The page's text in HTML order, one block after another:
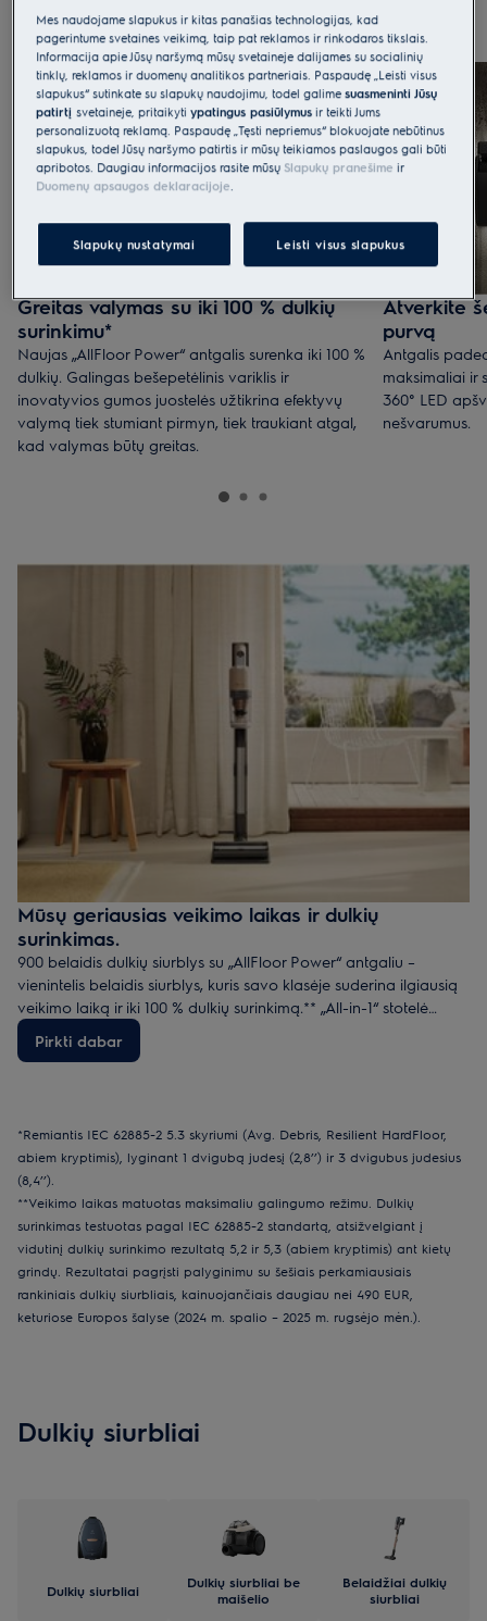
Greitas valymas su iki 100 % dulkių
surinkimu*
Naujas „AllFloor Power“ antgalis surenka iki 100 %
dulkių. Galingas bešepetėlinis variklis ir
inovatyvios gumos juostelės užtikrina efektyvų
valymą tiek stumiant pirmyn, tiek traukiant atgal,
kad valymas būtų greitas.
Atverkite
purvą
Antgalis
maksimaliai ir
360° LED
nešvarumus.
Mūsų geriausias veikimo laikas ir dulkių
surinkimas.
900 belaidis dulkių siurblys su „AllFloor Power“ antgaliu –
vienintelis belaidis siurblys, kuris savo klasėje suderina ilgiausią
veikimo laiką ir iki 100 % dulkių surinkimą.** „All-in-1“ stotelė
automatiškai įkrauna ir ištuština siurblį.
Pirkti dabar
*Remiantis IEC 62885-2 5.3 skyriumi (Avg. Debris, Resilient HardFloor,
abiem kryptimis), lyginant 1 dvigubą judesį (2,8’’) ir 3 dvigubus judesius
(8,4’’).
**Veikimo laikas matuotas maksimaliu galingumo režimu. Dulkių
surinkimas testuotas pagal IEC 62885-2 standartą, atsižvelgiant į
vidutinį dulkių surinkimo rezultatą 5,2 ir 5,3 (abiem kryptimis) ant kietų
grindų. Rezultatai pagrįsti palyginimu su šešiais perkamiausiais
rankiniais dulkių siurbliais, kainuojančiais daugiau nei 490 EUR,
keturiose Europos šalyse (2024 m. spalio – 2025 m. rugsėjo mėn.).
Dulkių siurbliai
Dulkių siurbliai
Dulkių siurbliai be
maišelio
Belaidžiai dulkių
siurbliai
Mes naudojame slapukus ir kitas panašias technologijas, kad
pagerintume svetainės veikimą, taip pat reklamos ir rinkodaros tikslais.
Informacija apie Jūsų naršymą mūsų svetainėje dalijamės su socialinių
tinklų, reklamos ir duomenų analitikos partneriais. Paspaudę „Leisti visus
slapukus“ sutinkate su slapukų naudojimu, todėl galimesuasmeninti Jūsų
patirtįsvetainėje, pritaikytiypatingus pasiūlymus ir teikti Jums
personalizuotą reklamą. Paspaudę „Tęsti nepriėmus“ blokuojate nebūtinus
slapukus, todėl Jūsų naršymo patirtis ir mūsų teikiamos paslaugos gali būti
apribotos. Daugiau informacijos rasite mūsų Slapukų pranešime ir
Duomenų apsaugos deklaracijoje.
Slapukų nustatymai Leisti visus slapukus